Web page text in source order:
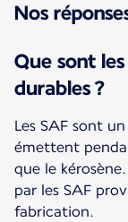
Nos
Que sont
durables ?
Les SAF sont
émettent
que le
par les SAF
fabrication.